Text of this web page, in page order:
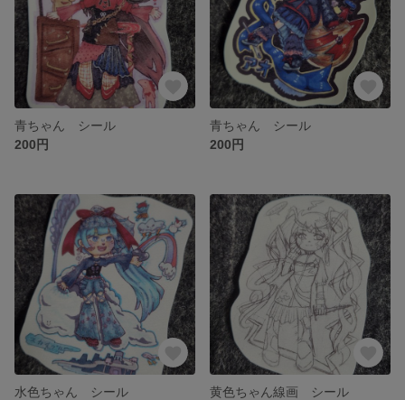
青ちゃん シール
200円
青ちゃん シール
200円
水色ちゃん シール
黄色ちゃん線画 シール